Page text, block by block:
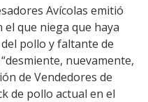
Link Avícolas emitió
que niega que haya
pollo y faltante de
nuevamente,
de Vendedores de
de pollo actual en el